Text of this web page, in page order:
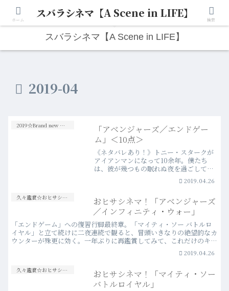
人生は“ひとりごと”から始まる。映画と写真と日々のこと。
スバラシネマ【A Scene in LIFE】
2019-04
2019☆Brand new Movies
「アベンジャーズ／エンドゲー
ム」＜10点＞
《ネタバレあり！》トニー・スタークが
アイアンマンになって10余年。僕たち
は、彼が幾つもの眠れぬ夜を過ごしてき
たことを知っている。そのトニーの姿を
一番近くで見続けていたのは、他の誰で
と。だからこそ、ポッツは…more
2019.04.26
久々鑑賞☆おヒサシネマ！
おヒサシネマ！「アベンジャーズ
／インフィニティ・ウォー」
「エンドゲーム」への復習行脚最終章。「マイティ・ソー バトルロ
イヤル」と立て続けに二夜連続で観ると、冒頭いきなりの絶望的なカ
ウンターが殊更に効く。一年ぶりに再鑑賞してみて、これだけのキャ
ラクターを勢揃いさせてストーリー展開を成立させ、さらに…more
2019.04.26
久々鑑賞☆おヒサシネマ！
おヒサシネマ！「マイティ・ソー
バトルロイヤル」
ホーム スバラシネマ【A Scene in LIFE】 検索